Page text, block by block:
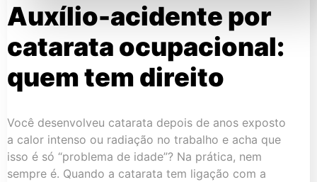
Auxílio-acidente por
catarata ocupacional:
quem tem direito
Você desenvolveu catarata depois de anos exposto
a calor intenso ou radiação no trabalho e acha que
isso é só “problema de idade”? Na prática, nem
sempre é. Quando a catarata tem ligação com a